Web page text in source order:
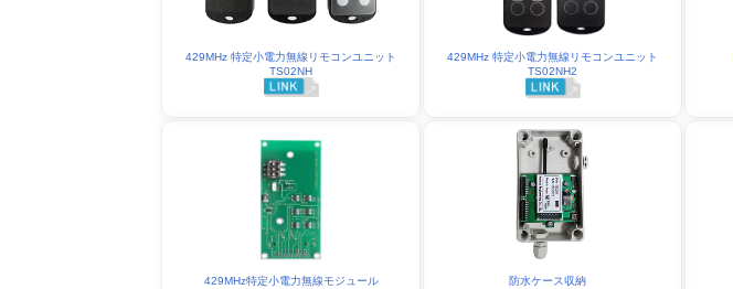
429MHz 特定小電力無線リモコンユニット
TS02NH
429MHz 特定小電力無線リモコンユニット
TS02NH2
429MHz特定小電力無線モジュール
防水ケース収納